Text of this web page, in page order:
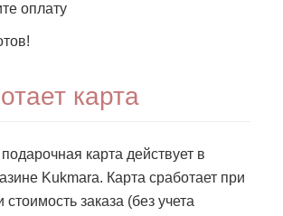
оплату
карта
карта действует в
Kukmara. Карта сработает при
стоимость заказа (без учета